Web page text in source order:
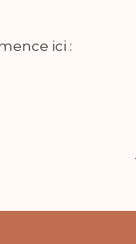
ici :